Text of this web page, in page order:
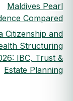
Maldives Pearl
Compared
Citizenship and
Structuring
IBC, Trust &
Estate Planning